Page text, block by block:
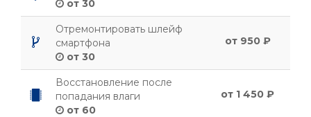
от 30
Отремонтировать шлейф
смартфона
от 30
от 950 ₽
Восстановление после
попадания влаги
от 60
от 1 450 ₽